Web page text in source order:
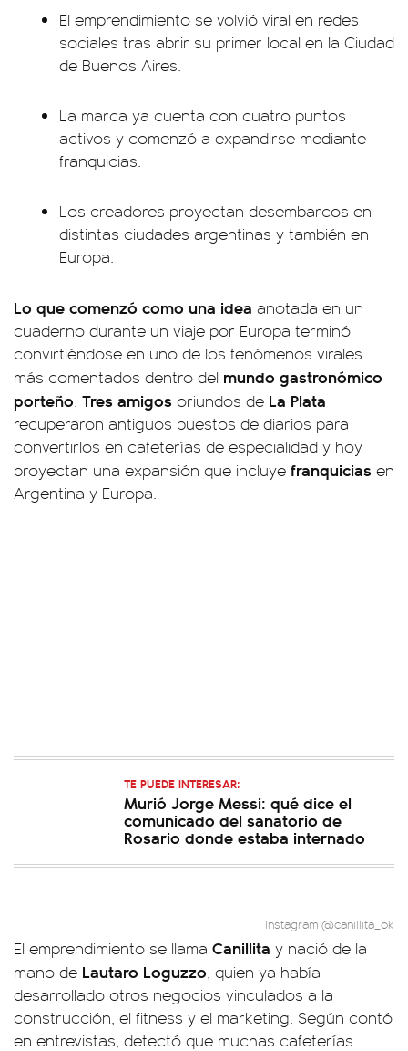
El emprendimiento se volvió viral en redes
sociales tras abrir su primer local en la Ciudad
de Buenos Aires.
La marca ya cuenta con cuatro puntos
activos y comenzó a expandirse mediante
franquicias.
Los creadores proyectan desembarcos en
distintas ciudades argentinas y también en
Europa.
Lo que comenzó como una idea anotada en un
cuaderno durante un viaje por Europa terminó
convirtiéndose en uno de los fenómenos virales
más comentados dentro del mundo gastronómico
porteño. Tres amigos oriundos de La Plata
recuperaron antiguos puestos de diarios para
convertirlos en cafeterías de especialidad y hoy
proyectan una expansión que incluye franquicias en
Argentina y Europa.
TE PUEDE INTERESAR:
Murió Jorge Messi: qué dice el
comunicado del sanatorio de
Rosario donde estaba internado
Instagram @canillita_ok
El emprendimiento se llama Canillita y nació de la
mano de Lautaro Loguzzo, quien ya había
desarrollado otros negocios vinculados a la
construcción, el fitness y el marketing. Según contó
en entrevistas, detectó que muchas cafeterías